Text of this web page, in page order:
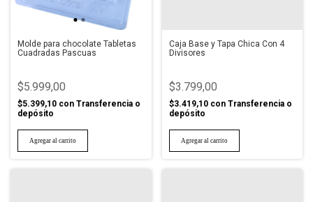
Molde para chocolate Tabletas
Cuadradas Pascuas
$5.999,00
$5.399,10 con Transferencia o
depósito
Caja Base y Tapa Chica Con 4
Divisores
$3.799,00
$3.419,10 con Transferencia o
depósito